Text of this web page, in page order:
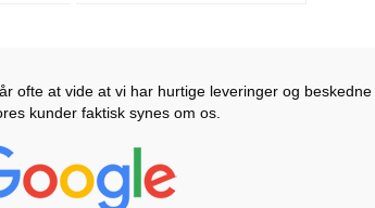
ofte at vide at vi har hurtige leveringer og beskedne
kunder faktisk synes om os.
Prisjakt Anmeldelser: 4.7 Stjerne